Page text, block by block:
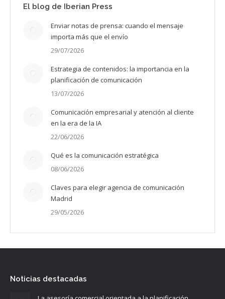
El blog de Iberian Press
Enviar notas de prensa: cuando el mensaje
importa más que el envío
29/07/2026
Estrategia de contenidos: la importancia en la
planificación de comunicación
13/07/2026
Comunicación empresarial y atención al cliente
en la era de la IA
22/06/2026
Qué es la comunicación estratégica
08/06/2026
Claves para elegir agencia de comunicación
Madrid
29/05/2026
Noticias destacadas